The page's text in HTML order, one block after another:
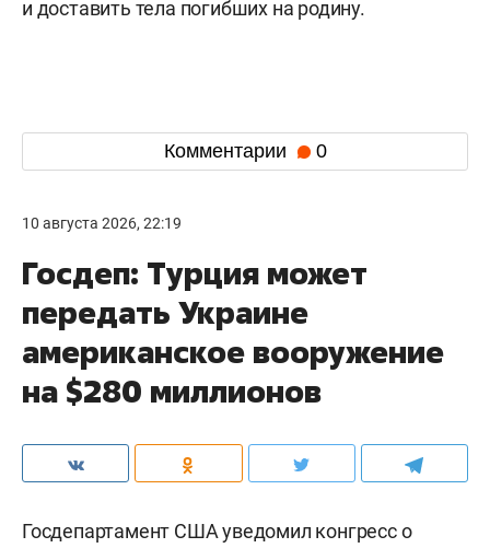
и доставить тела погибших на родину.
Комментарии 0
10 августа 2026, 22:19
Госдеп: Турция может
передать Украине
американское вооружение
на $280 миллионов
Госдепартамент США уведомил конгресс о